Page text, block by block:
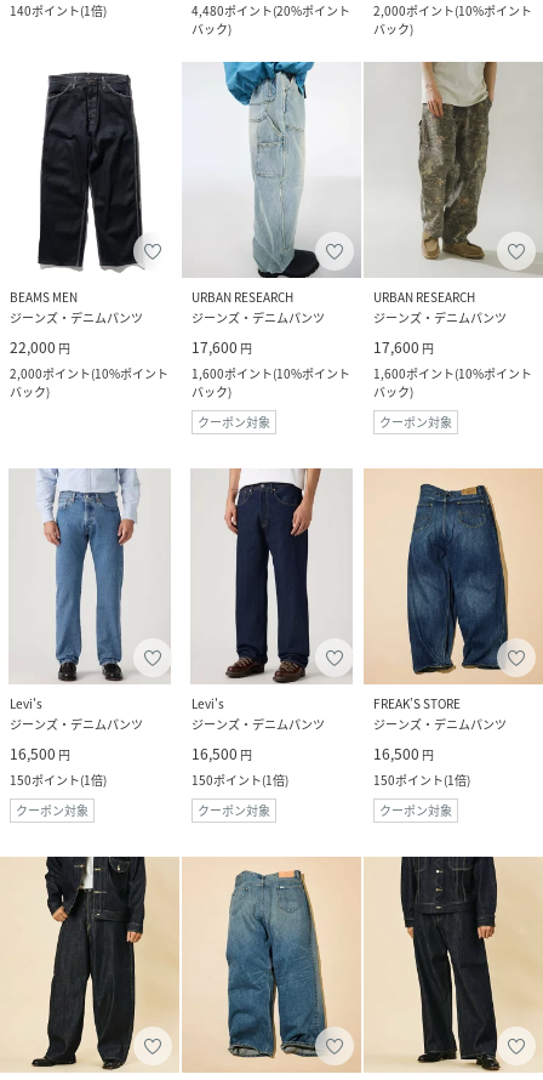
140ポイント(1倍)
4,480ポイント(20%ポイント
バック)
2,000ポイント(10%ポイント
バック)
BEAMS MEN
ジーンズ・デニムパンツ
22,000 円
2,000ポイント(10%ポイント
バック)
URBAN RESEARCH
ジーンズ・デニムパンツ
17,600 円
1,600ポイント(10%ポイント
バック)
クーポン対象
URBAN RESEARCH
ジーンズ・デニムパンツ
17,600 円
1,600ポイント(10%ポイント
バック)
クーポン対象
Levi's
ジーンズ・デニムパンツ
16,500 円
150ポイント(1倍)
クーポン対象
Levi's
ジーンズ・デニムパンツ
16,500 円
150ポイント(1倍)
クーポン対象
FREAK’S STORE
ジーンズ・デニムパンツ
16,500 円
150ポイント(1倍)
クーポン対象